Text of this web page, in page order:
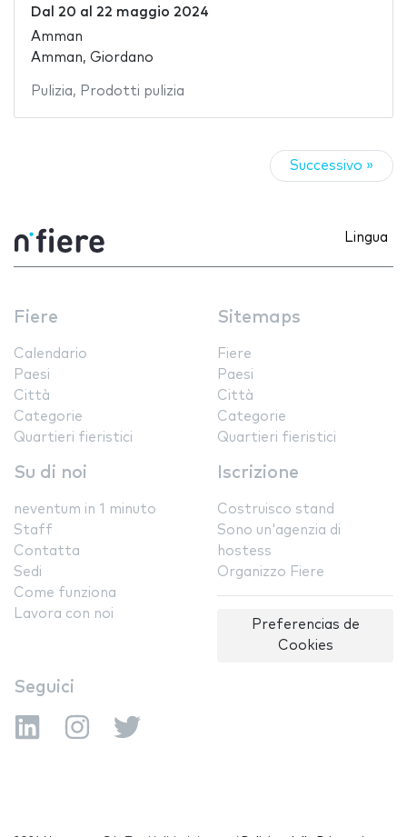
Dal 20 al 22 maggio 2024
Amman
Amman, Giordano
Pulizia, Prodotti pulizia
Successivo »
Lingua
Fiere
Calendario
Paesi
Città
Categorie
Quartieri fieristici
Sitemaps
Fiere
Paesi
Città
Categorie
Quartieri fieristici
Su di noi
neventum in 1 minuto
Staff
Contatta
Sedi
Come funziona
Lavora con noi
Iscrizione
Costruisco stand
Sono un'agenzia di
hostess
Organizzo Fiere
Preferencias de
Cookies
Seguici